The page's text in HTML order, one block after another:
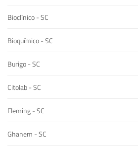
Bioclínico - SC
Bioquímico - SC
Burigo - SC
Citolab - SC
Fleming - SC
Ghanem - SC